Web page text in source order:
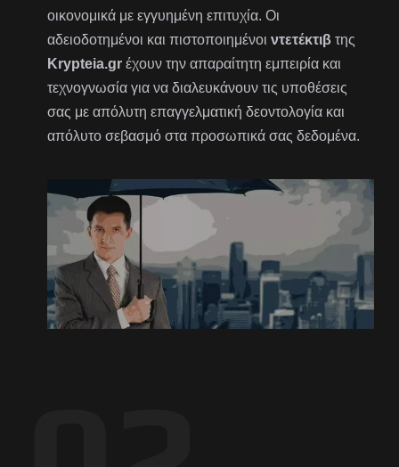
οικονομικά με εγγυημένη επιτυχία. Οι
αδειοδοτημένοι και πιστοποιημένοιντετέκτιβ της
Krypteia.gr έχουν την απαραίτητη εμπειρία και
τεχνογνωσία για να διαλευκάνουν τις υποθέσεις
σας με απόλυτη επαγγελματική δεοντολογία και
απόλυτο σεβασμό στα προσωπικά σας δεδομένα.